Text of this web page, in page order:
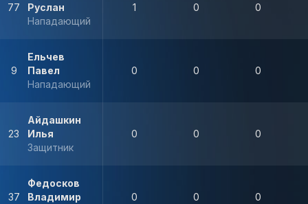
77
Руслан
Нападающий
1 0 0
9
Ельчев
Павел
Нападающий
0 0 0
23
Айдашкин
Илья
Защитник
0 0 0
37
Федосков
Владимир
0 0 0